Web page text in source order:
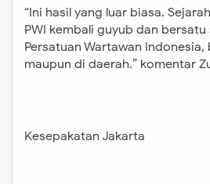
“Ini hasil yang luar biasa.
PWI kembali guyub dan bersatu
Persatuan Wartawan
maupun di daerah.” komentar
Kesepakatan Jakarta